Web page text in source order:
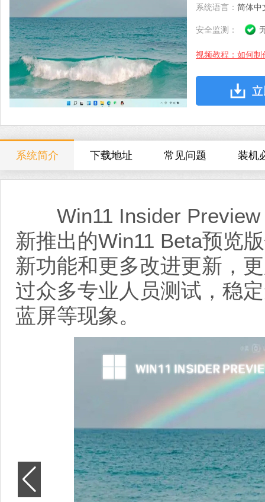
系统语言： 简体中
安全监测：
视频教程：如何制
系统简介 下载地址 常见问题 装机
Win11 Insider Preview
新推出的Win11 Beta预览
新功能和更多改进更新，
过众多专业人员测试，稳
蓝屏等现象。